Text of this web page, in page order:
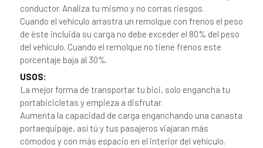
conductor. Analiza tu mismo y no corras riesgos.
Cuando el vehículo arrastra un remolque con frenos el peso
de éste incluida su carga no debe exceder el 80% del peso
del vehículo. Cuando el remolque no tiene frenos este
porcentaje baja al 30%.
USOS:
La mejor forma de transportar tu bici, solo engancha tu
portabicicletas y empieza a disfrutar.
Aumenta la capacidad de carga enganchando una canasta
portaequipaje, así tú y tus pasajeros viajaran más
cómodos y con más espacio en el interior del vehículo.